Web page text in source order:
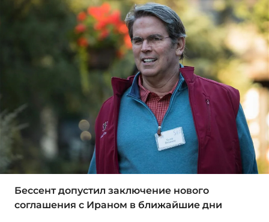
Бессент допустил заключение нового
соглашения с Ираном в ближайшие дни